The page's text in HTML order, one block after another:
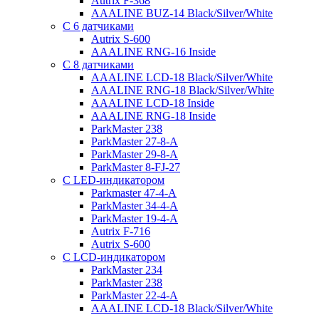
AAALINE BUZ-14 Black/Silver/White
С 6 датчиками
Autrix S-600
AAALINE RNG-16 Inside
С 8 датчиками
AAALINE LCD-18 Black/Silver/White
AAALINE RNG-18 Black/Silver/White
AAALINE LCD-18 Inside
AAALINE RNG-18 Inside
ParkMaster 238
ParkMaster 27-8-A
ParkMaster 29-8-A
ParkMaster 8-FJ-27
С LED-индикатором
Parkmaster 47-4-A
ParkMaster 34-4-A
ParkMaster 19-4-A
Autrix F-716
Autrix S-600
С LCD-индикатором
ParkMaster 234
ParkMaster 238
ParkMaster 22-4-A
AAALINE LCD-18 Black/Silver/White